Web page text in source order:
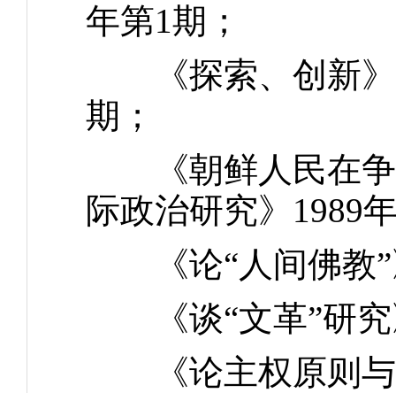
年第1期；
《探索、创新》
期；
《朝鲜人民在争
际政治研究》1989
《论“人间佛教”
《谈“文革”研究
《论主权原则与